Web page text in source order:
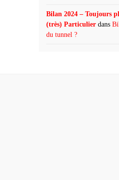
Bilan 2024 – Toujours
(très) Particulier dans
du tunnel ?